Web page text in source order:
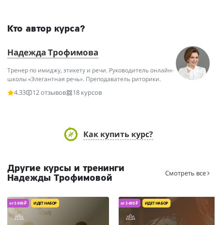
Кто автор курса?
Надежда Трофимова
Тренер по имиджу, этикету и речи. Руководитель онлайн-
школы «Элегантная речь». Преподаватель риторики.
4.33
12 отзывов 18 курсов
Как купить курс?
Другие курсы и тренинги
Надежды Трофимовой
Смотреть все
от 3 490 ₽ ИДЕТ НАБОР от 3 490 ₽ ИДЕТ НАБОР